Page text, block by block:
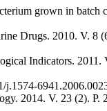
grown in batch
Drugs. 2010. V. 8
Indicators. 2011.
j.1574-
2014. V. 23 (2). P.